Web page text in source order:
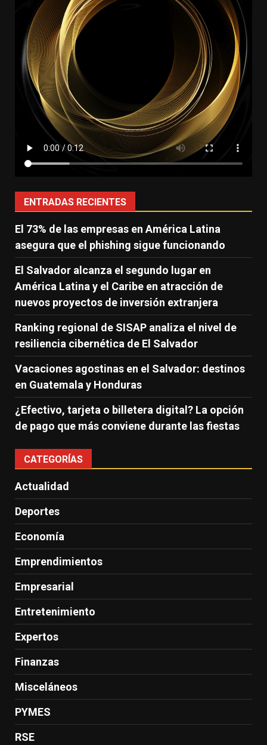
ENTRADAS RECIENTES
El 73% de las empresas en América Latina
asegura que el phishing sigue funcionando
El Salvador alcanza el segundo lugar en
América Latina y el Caribe en atracción de
nuevos proyectos de inversión extranjera
Ranking regional de SISAP analiza el nivel de
resiliencia cibernética de El Salvador
Vacaciones agostinas en el Salvador: destinos
en Guatemala y Honduras
¿Efectivo, tarjeta o billetera digital? La opción
de pago que más conviene durante las fiestas
CATEGORÍAS
Actualidad
Deportes
Economía
Emprendimientos
Empresarial
Entretenimiento
Expertos
Finanzas
Misceláneos
PYMES
RSE